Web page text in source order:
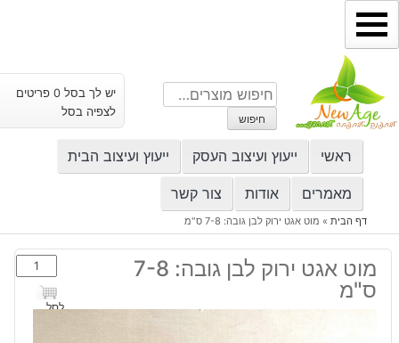
דילוג
לתוכן
חיפוש
עבור:
חיפוש
יש לך בסל 0 פריטים
לצפיה בסל
ראשי ייעוץ ועיצוב העסק ייעוץ ועיצוב הבית
מאמרים אודות צור קשר
דף הבית» מוט אגט ירוק לבן גובה: 7-8 ס"מ
מוט אגט ירוק לבן גובה: 7-8
ס"מ
כמות
של
מוט
לסל